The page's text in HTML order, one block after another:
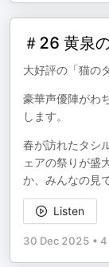
＃26 黄泉
大好評の「猫の
豪華声優陣がわ
します。
春が訪れたタシ
ェアの祭りが盛
か、みんなの見
Listen
30 Dec 2025 • 4